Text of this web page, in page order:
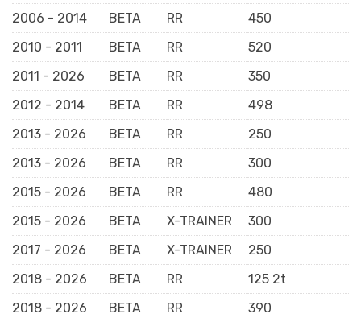
2006 - 2014
BETA RR
450
2010 - 2011
BETA RR
520
2011 - 2026
BETA RR
350
2012 - 2014
BETA RR
498
2013 - 2026
BETA RR
250
2013 - 2026
BETA RR
300
2015 - 2026
BETA RR
480
2015 - 2026
BETA X-TRAINER
300
2017 - 2026
BETA X-TRAINER
250
2018 - 2026
BETA RR
125 2t
2018 - 2026
BETA RR
390